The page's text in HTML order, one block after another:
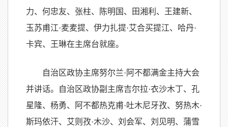
力、何忠友、张柱、陈明国、田湘利、王建新、
玉苏甫江·麦麦提、伊力扎提·艾合买提江、哈丹·
卡宾、王琳在主席台就座。
自治区政协主席努尔兰·阿不都满金主持大会
并讲话。自治区政协副主席吉尔拉·衣沙木丁、孔
星隆、杨勇、阿不都热克甫·吐木尼牙孜、努热木·
斯玛依汗、艾则孜·木沙、刘会军、刘见明、蒲雪